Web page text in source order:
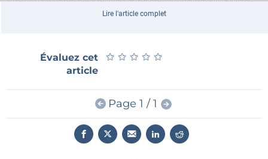
normalement inexistantes dans la nature. L'étude
en utilisant des couches ultraminces pour forcer sa
phase ferromagnétique. Les détails de ces
recherches ont été publiés sur le site de la revue
Nature Communications.
Deux ans ont été nécessaires à l'équipe pour
Lire l'article complet
Évaluez cet
article
★ ★ ★ ★ ★
★ ★ ★ ★ ★
Page 1 / 1